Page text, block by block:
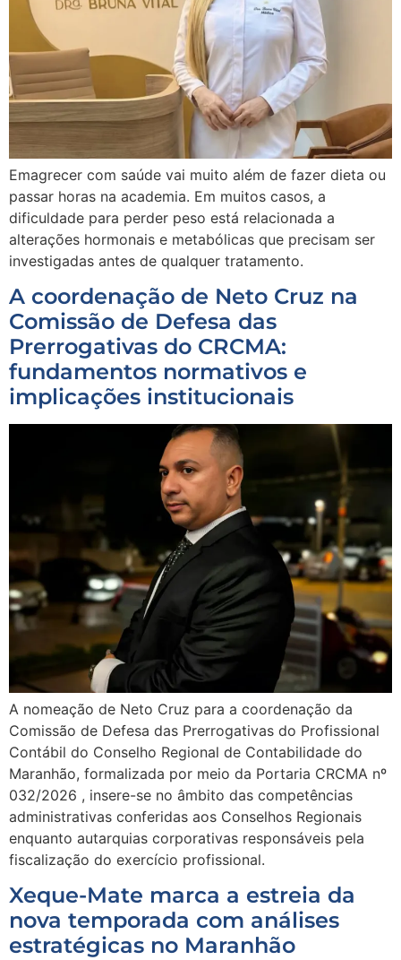
Emagrecer com saúde vai muito além de fazer dieta ou
passar horas na academia. Em muitos casos, a
dificuldade para perder peso está relacionada a
alterações hormonais e metabólicas que precisam ser
investigadas antes de qualquer tratamento.
A coordenação de Neto Cruz na
Comissão de Defesa das
Prerrogativas do CRCMA:
fundamentos normativos e
implicações institucionais
A nomeação de Neto Cruz para a coordenação da
Comissão de Defesa das Prerrogativas do Profissional
Contábil do Conselho Regional de Contabilidade do
Maranhão, formalizada por meio da Portaria CRCMA nº
032/2026 , insere-se no âmbito das competências
administrativas conferidas aos Conselhos Regionais
enquanto autarquias corporativas responsáveis pela
fiscalização do exercício profissional.
Xeque-Mate marca a estreia da
nova temporada com análises
estratégicas no Maranhão